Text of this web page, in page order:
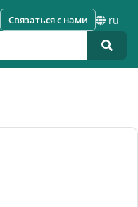
Связаться с нами ru